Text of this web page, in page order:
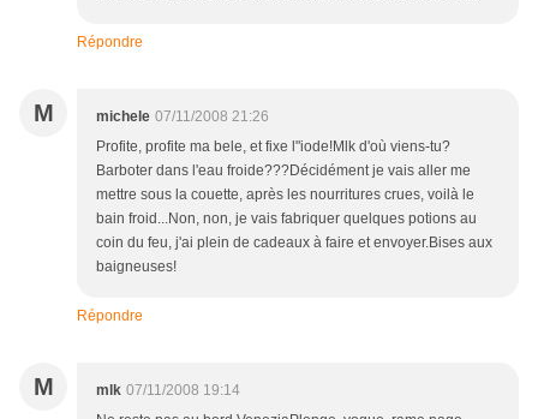
Répondre
M michele 07/11/2008 21:26
Profite, profite ma bele, et fixe l"iode!Mlk d'où viens-tu?
Barboter dans l'eau froide???Décidément je vais aller me
mettre sous la couette, après les nourritures crues, voilà le
bain froid...Non, non, je vais fabriquer quelques potions au
coin du feu, j'ai plein de cadeaux à faire et envoyer.Bises aux
baigneuses!
Répondre
M mlk 07/11/2008 19:14